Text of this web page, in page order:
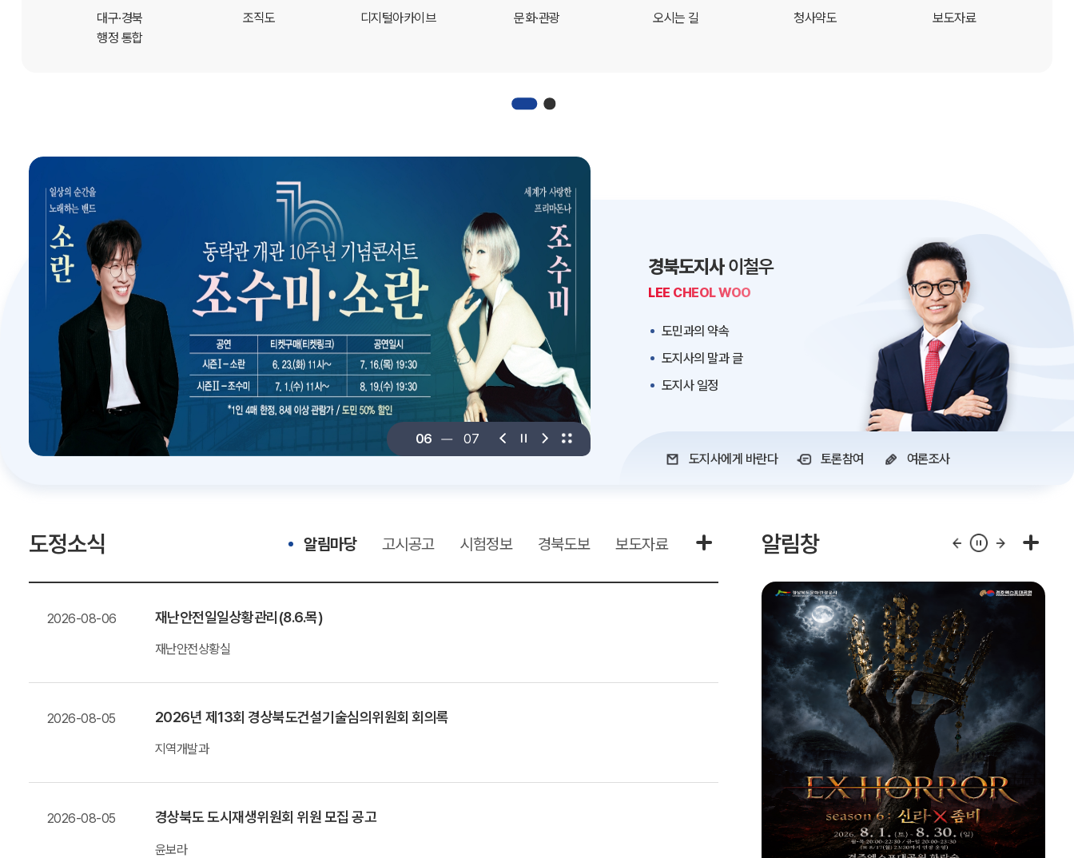
대구·경북
행정 통합
조직도 디지털아카이브 문화·관광 오시는 길 청사약도 보도자료
06 07
경북도지사이철우
LEE CHEOL WOO
도민과의 약속
도지사의 말과 글
도지사 일정
도지사에게 바란다 토론참여 여론조사
도정소식 알림마당 고시공고 시험정보 경북도보 보도자료
2026-08-06 재난안전일일상황관리(8.6.목)
재난안전상황실
2026-08-05 2026년 제13회 경상북도건설기술심의위원회 회의록
지역개발과
2026-08-05 경상북도 도시재생위원회 위원 모집 공고
윤보라
알림창